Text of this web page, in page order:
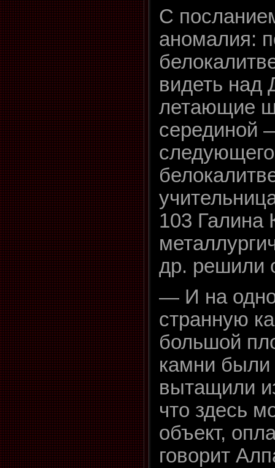
С
аномалия:
видеть над
летающие
серединой
следующего
103 Галина
др. решили
— И на
странную
большой
камни были
вытащили
что здесь
объект,
говорит